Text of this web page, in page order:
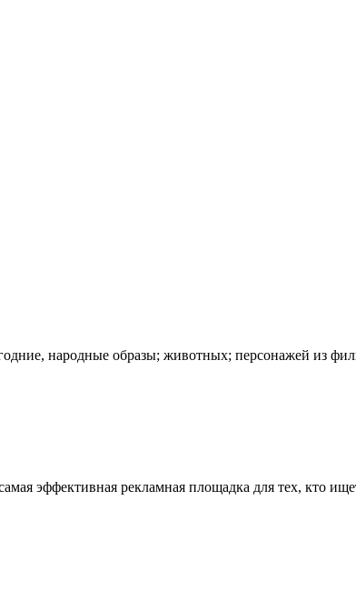
народные образы; животных; персонажей из
эффективная рекламная площадка для тех, кто